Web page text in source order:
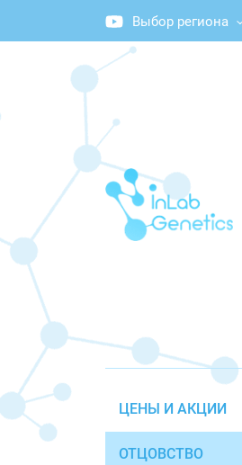
Выбор региона
ЦЕНЫ И АКЦИИ
ОТЦОВСТВО